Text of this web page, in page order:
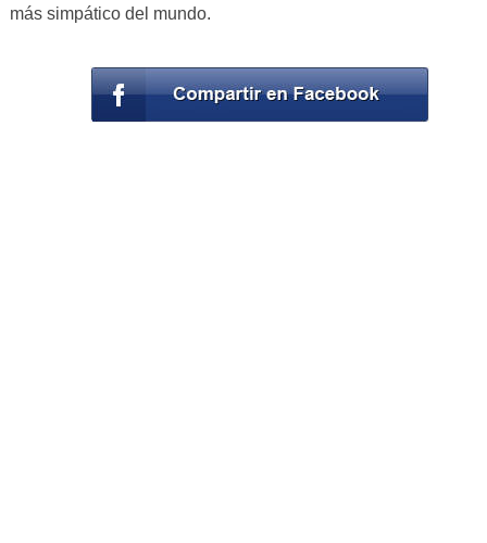
más simpático del mundo.